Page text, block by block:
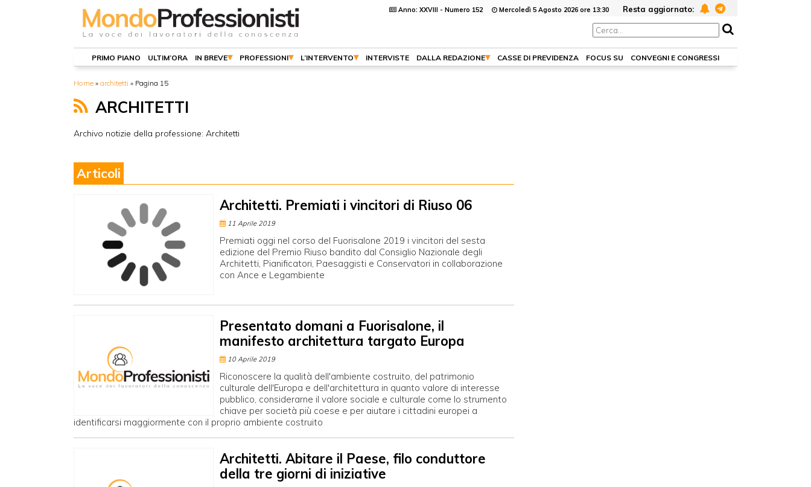
Anno: XXVIII - Numero 152 Mercoledì 5 Agosto 2026 ore 13:30 Resta aggiornato:
PRIMO PIANO ULTIM’ORA IN BREVE PROFESSIONI L’INTERVENTO INTERVISTE DALLA REDAZIONE CASSE DI PREVIDENZA FOCUS SU CONVEGNI E CONGRESSI
Home » architetti » Pagina 15
ARCHITETTI
Archivo notizie della professione: Architetti
Articoli
Architetti. Premiati i vincitori di Riuso 06
11 Aprile 2019
Premiati oggi nel corso del Fuorisalone 2019 i vincitori del sesta
edizione del Premio Riuso bandito dal Consiglio Nazionale degli
Architetti, Pianificatori, Paesaggisti e Conservatori in collaborazione
con Ance e Legambiente
Presentato domani a Fuorisalone, il
manifesto architettura targato Europa
10 Aprile 2019
Riconoscere la qualità dell'ambiente costruito, del patrimonio
culturale dell'Europa e dell'architettura in quanto valore di interesse
pubblico, considerarne il valore sociale e culturale come lo strumento
chiave per società più coese e per aiutare i cittadini europei a
identificarsi maggiormente con il proprio ambiente costruito
Architetti. Abitare il Paese, filo conduttore
della tre giorni di iniziative